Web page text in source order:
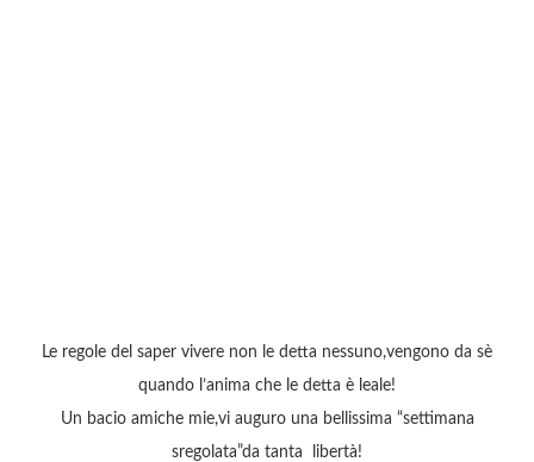
Le regole del saper vivere non le detta nessuno,vengono da sè
quando l’anima che le detta è leale!
Un bacio amiche mie,vi auguro una bellissima “settimana
sregolata”da tanta libertà!